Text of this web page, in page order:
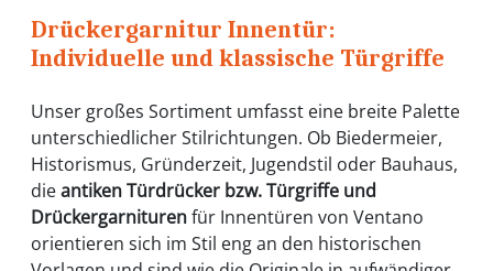
Drückergarnitur Innentür:
Individuelle und klassische Türgriffe
Unser großes Sortiment umfasst eine breite Palette
unterschiedlicher Stilrichtungen. Ob Biedermeier,
Historismus, Gründerzeit, Jugendstil oder Bauhaus,
dieantiken Türdrücker bzw. Türgriffe und
Drückergarniturenfür Innentüren von Ventano
orientieren sich im Stil eng an den historischen